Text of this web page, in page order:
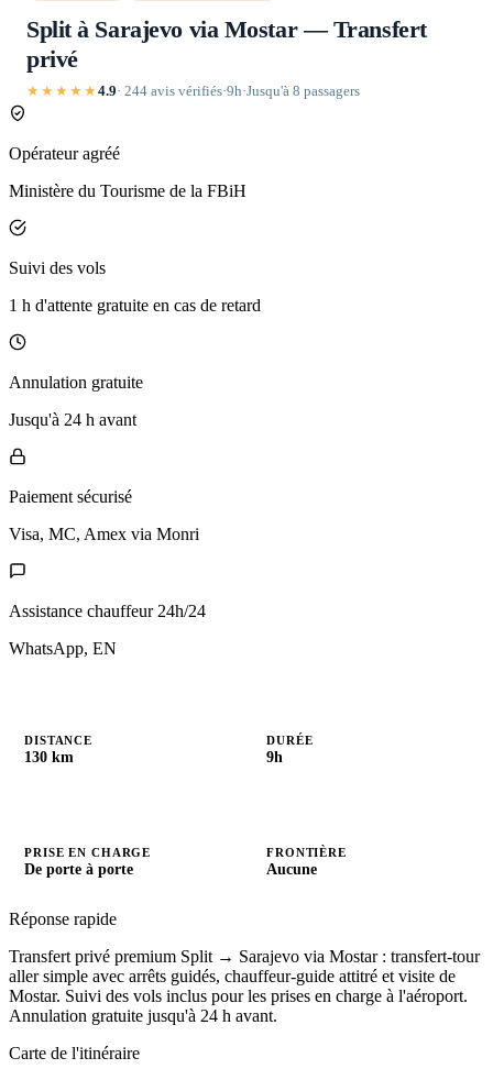
Split à Sarajevo via Mostar — Transfert
privé
★★★★★4.9· 244 avis vérifiés·9h·Jusqu'à 8 passagers
Opérateur agréé
Ministère du Tourisme de la FBiH
Suivi des vols
1 h d'attente gratuite en cas de retard
Annulation gratuite
Jusqu'à 24 h avant
Paiement sécurisé
Visa, MC, Amex via Monri
Assistance chauffeur 24h/24
WhatsApp, EN
DISTANCE
130 km
DURÉE
9h
PRISE EN CHARGE
De porte à porte
FRONTIÈRE
Aucune
Réponse rapide
Transfert privé premium Split → Sarajevo via Mostar : transfert-tour
aller simple avec arrêts guidés, chauffeur-guide attitré et visite de
Mostar. Suivi des vols inclus pour les prises en charge à l'aéroport.
Annulation gratuite jusqu'à 24 h avant.
Carte de l'itinéraire